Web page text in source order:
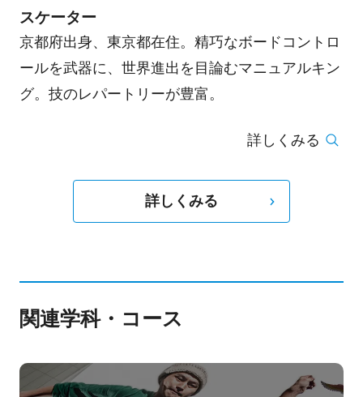
スケーター
京都府出身、東京都在住。精巧なボードコントロ
ールを武器に、世界進出を目論むマニュアルキン
グ。技のレパートリーが豊富。
詳しくみる
詳しくみる
関連学科・コース